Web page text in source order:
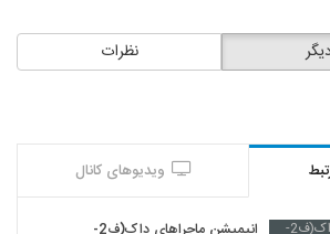
نظرات
ویدیوهای کانال